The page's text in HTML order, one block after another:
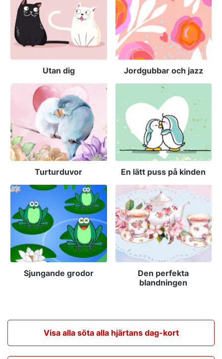
Utan dig Jordgubbar och jazz
Turturduvor En lätt puss på kinden
Sjungande grodor
Den perfekta
blandningen
Visa alla söta alla hjärtans dag-kort